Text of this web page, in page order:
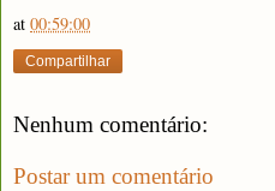
at 00:59:00
Compartilhar
Nenhum comentário:
Postar um comentário